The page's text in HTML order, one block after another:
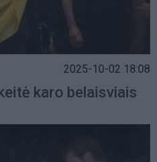
2025-10-02 18:08
karo belaisviais